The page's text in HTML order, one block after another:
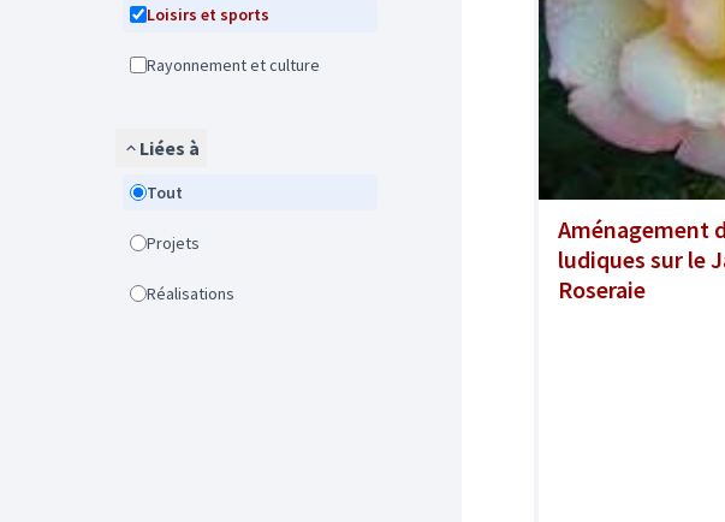
Loisirs et sports
Rayonnement et culture
Liées à
Tout
Projets
Réalisations
Aménagement
ludiques sur le
Roseraie